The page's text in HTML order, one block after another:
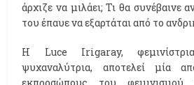
άρχιζε να μιλάει; Τι θα συνέβαινε
του έπαυε να εξαρτάται από το
H Luce Irigaray,
ψυχαναλύτρια, αποτελεί μία